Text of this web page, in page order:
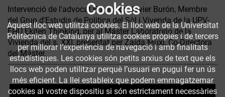
Intervenció de l'advocat Francisco Javier Burón, Membre
del Grup d'Estudis de Politica del Sòl i Vivenda de la UPV-
EHU Ekiten Thinking, per al Máster Laboratorio de la
Vivienda del s. XXI, presentat per Zaida Muxí, Co-Directora
del Màster.
Cookies
Aquest lloc web utilitza cookies. El lloc web de la Universitat
Politècnica de Catalunya utilitza cookies pròpies i de tercers
per millorar l’experiència de navegació i amb finalitats
estadístiques. Les cookies són petits arxius de text que els
llocs web poden utilitzar perquè l’usuari en pugui fer un ús
més eficient. La llei estableix que podem emmagatzemar
cookies al vostre dispositiu si són estrictament necessàries